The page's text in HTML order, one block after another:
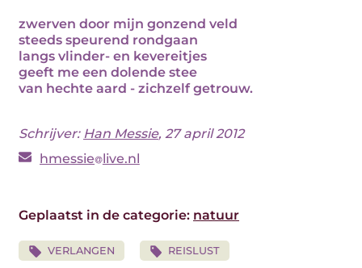
zwerven door mijn gonzend veld
steeds speurend rondgaan
langs vlinder- en kevereitjes
geeft me een dolende stee
van hechte aard - zichzelf getrouw.
Schrijver: Han Messie, 27 april 2012
hmessie live.nl
Geplaatst in de categorie: natuur
VERLANGEN REISLUST